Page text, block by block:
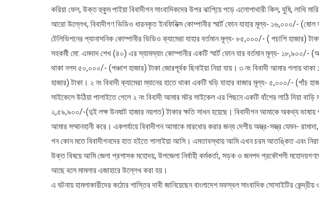
করিয়া ফেল, উক্ত হুকুম পাইয়া বিবাদীগন সাংবাদিকদের উপর ঝাপিয়ে় পড়ে এলোপাথারী কিল, ঘুষি, লাথি
আরো উল্লেখ, বিবাদীগণ ভিডিও ধারনকৃত ইনফিনিক্স কোম্পানীর স্মার্ট ফোন যাহার মূল্য- ১৬,০০০/- (ষোল
টেলিভিশনের প্যানাসনিক কোম্পানীর ভিডিও ক্যামেরা যাহার বর্তমান মূল্য- ৮৫,০০০/- ( পচাশি হাজার)
সহকর্মী মো: এমদাদ শেখ (৪০) এর স্যামস্যাং কোম্পানীর একটি স্মার্ট ফোন যার বর্তমান মূল্য- ১৮,৯০০/-
থাকা নগদ ৫০,০০০/- (পঞ্চাশ হাজার) টাকা জোরপূর্বক ছিনাইয়া নিয়া যায়। ৩ নং বিবাদী আমার গলায়
হাজার) টাকা। ২ নং বিবাদী ক্যামেরা ম্যানের হাতে থাকা একটি ঘড়ি যাহার বাজার মূল্য- ৫,০০০/- (পাঁচ
সাইকেলে উঠিয়া পালাইতে গেলে ২ নং বিবাদী আমার মটর সাইকেল এর পিছনে একটি বাঁশের লাঠি দিয়া
২,৫৯,৯০০/-(দুই লক্ষ উনষাট হাজার নয়শত) টাকার ক্ষতি সাধন হয়েছে। বিবাদীগন আমাকে অকথ্য ভাষায়
আমার সম্মানহানী করে। একপর্যায়ে বিবাদীগন আমাকে মারধোর করার জন্য দেশীয় অস্ত্র-সস্ত্র যেমন-
গন কোন মতে বিবাদীগনদের হাত হইতে পালাইয়া আসি। এমতাবস্থায় আমি এখন চরম আতঙ্কিত এবং
উক্ত বিষয়ে আমি জেলা প্রশাসক মহোদয়, উপজেলা নির্বাহী কর্মকর্তা, সড়ক ও জনপদ প্রকৌশলী
আছে বলে মামলার এজাহারে উল্লেখ করা হয়।
এ ঘটনায় হামলাকারীদের কঠোর শাস্তির দাবী জানিয়েছেন বাংলাদেশ মফস্বল সাংবাদিক সোসাইটির